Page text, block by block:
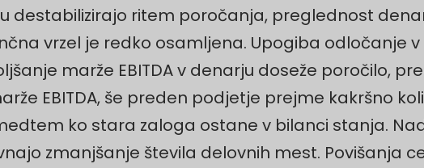
destabilizirajo ritem poročanja, preglednost
vrzel je redko osamljena. Upogiba odločanje
marže EBITDA v denarju doseže poročilo,
EBITDA, še preden podjetje prejme kakršno
ko stara zaloga ostane v bilanci stanja.
zmanjšanje števila delovnih mest. Povišanja